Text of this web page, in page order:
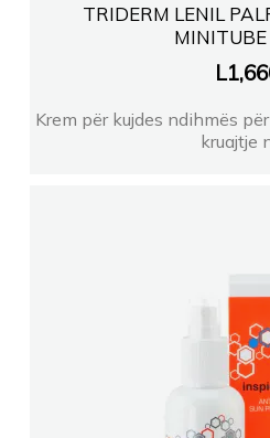
TRIDERM LENIL
L
Krem për kujdes ndihmës
kruajtje